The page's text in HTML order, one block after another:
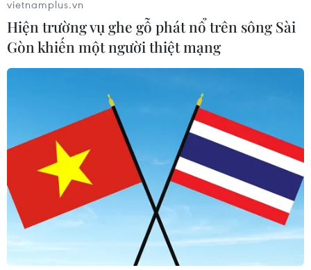
Kinh tế Trung Quốc năm 2022 tăng
trưởng ở mức thấp nhất kể từ năm 1976
17/01/2023 07:07
Nền kinh tế lớn thứ hai thế giới đối mặt với những thách
thức chưa từng có vào cuối năm 2022 với xuất khẩu
giảm trong tháng 12 và những hạn chế nhằm kiểm soát
dịch COVID-19.
vietnamplus.vn
Hiện trường vụ ghe gỗ phát nổ trên sông Sài
Gòn khiến một người thiệt mạng